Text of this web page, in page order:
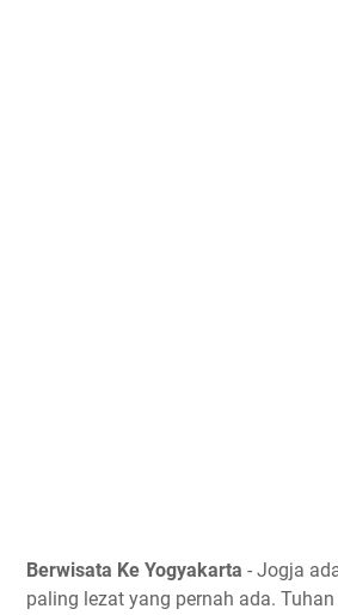
Berwisata Ke Yogyakarta - Jogja
paling lezat yang pernah ada.